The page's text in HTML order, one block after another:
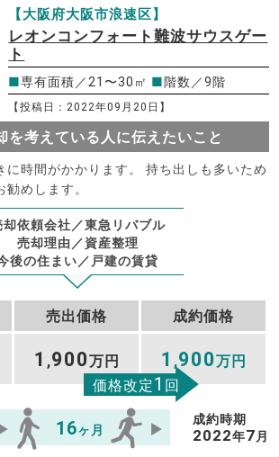
【大阪府大阪市浪速区】
レオンコンフォート難波サウスゲー
ト
■専有面積／21〜30㎡ ■階数／9階
【投稿日：2022年09月20日】
を考えている人に伝えたいこと
に時間がかかります。 持ち出しも多いため
めします。
却依頼会社／東急リバブル
売却理由／資産整理
後の住まい／戸建の賃貸
売出価格 成約価格
1 ,900万円 1 ,900万円
価格改定1 回
16ヶ月
成約時期
2022年7 月